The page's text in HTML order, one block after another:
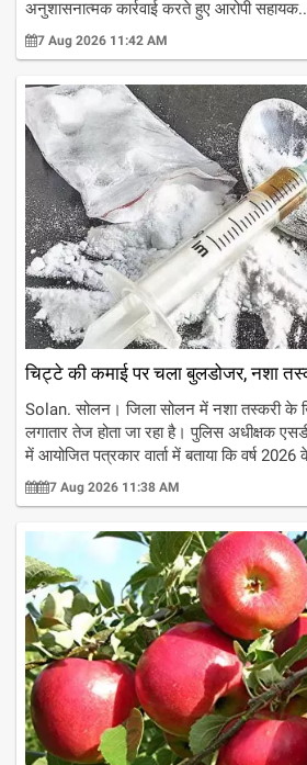
अनुशासनात्मक कार्रवाई करते हुए आरोपी
7 Aug 2026 11:42 AM
चिट्टे की कमाई पर चला बुलडोजर, नशा
Solan. सोलन। जिला सोलन में नशा तस्करी के
लगातार तेज होता जा रहा है। पुलिस अधीक्षक
में आयोजित पत्रकार वार्ता में बताया कि वर्ष 2026
7 Aug 2026 11:38 AM